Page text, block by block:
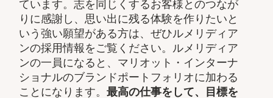
ています。志を同じくするお客様とのつなが
りに感謝し、思い出に残る体験を作りたいと
いう強い願望がある方は、ぜひルメリディア
ンの採用情報をご覧ください。ルメリディア
ンの一員になると、マリオット・インターナ
ショナルのブランドポートフォリオに加わる
ことになります。最高の仕事をして、​目標を